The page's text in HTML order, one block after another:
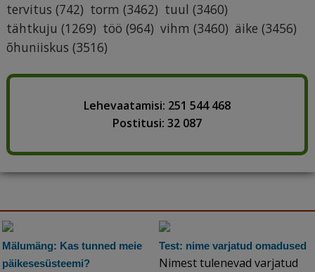
tervitus (742) torm (3462) tuul (3460)
tähtkuju (1269) töö (964) vihm (3460) äike (3456)
õhuniiskus (3516)
Lehevaatamisi: 251 544 468
Postitusi: 32 087
Mälumäng: Kas tunned meie
päikesesüsteemi?
Test: nime varjatud omadused
Nimest tulenevad varjatud